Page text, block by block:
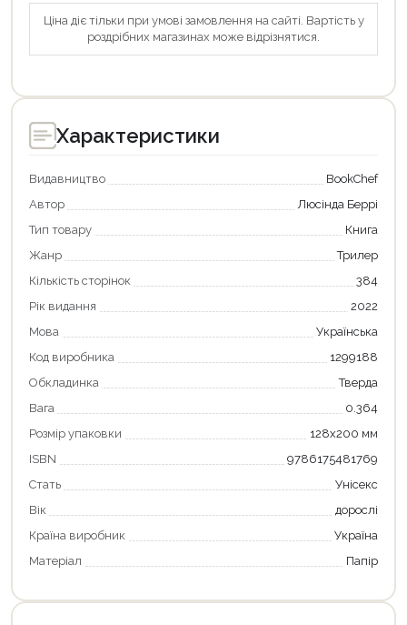
Ціна діє тільки при умові замовлення на сайті. Вартість у
роздрібних магазинах може відрізнятися.
Характеристики
Видавництво
BookChef
Автор
Люсінда Беррі
Тип товару
Книга
Жанр
Трилер
Кількість сторінок
384
Рік видання
2022
Мова
Українська
Код виробника
1299188
Обкладинка
Тверда
Вага
0.364
Розмір упаковки
128х200 мм
ISBN
9786175481769
Стать
Унісекс
Вік
дорослі
Країна виробник
Україна
Матеріал
Папір
Продовжити покупки